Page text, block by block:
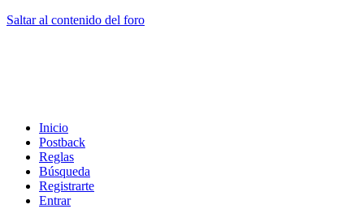
Saltar al contenido del foro
Inicio
Postback
Reglas
Búsqueda
Registrarte
Entrar